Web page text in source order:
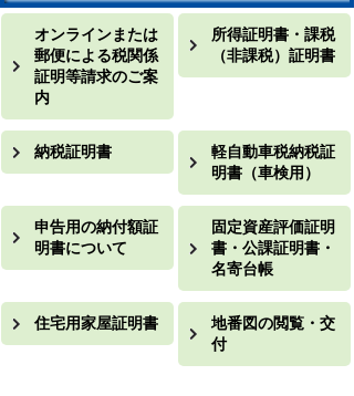
オンラインまたは
郵便による税関係
証明等請求のご案
内
所得証明書・課税
（非課税）証明書
納税証明書
軽自動車税納税証
明書（車検用）
申告用の納付額証
明書について
固定資産評価証明
書・公課証明書・
名寄台帳
住宅用家屋証明書
地番図の閲覧・交
付